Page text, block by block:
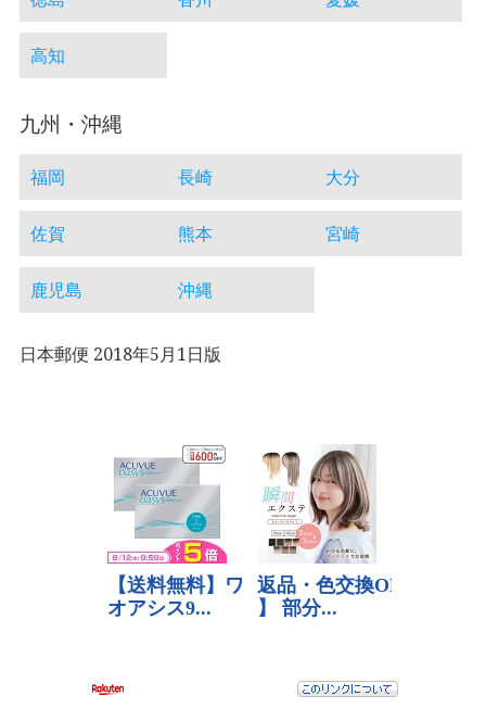
高知
九州・沖縄
福岡 長崎 大分
佐賀 熊本 宮崎
鹿児島 沖縄
日本郵便 2018年5月1日版